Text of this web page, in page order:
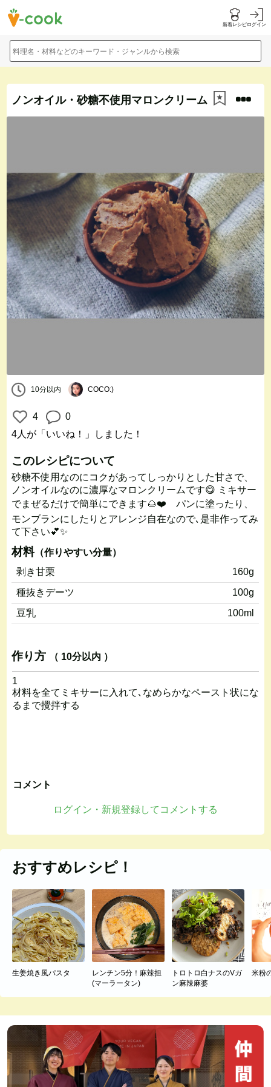
新着レシピログイン
料理名・材料などのキーワード・ジャンルから検索
ノンオイル・砂糖不使用マロンクリーム
10分以内 COCO:)
4
0
4人 が「いいね！」しました！
このレシピについて
砂糖不使用なのにコクがあってしっかりとした甘さで、
ノンオイルなのに濃厚なマロンクリームです😋 ミキサー
でまぜるだけで簡単にできます🌰❤️ パンに塗ったり、
モンブランにしたりとアレンジ自在なので､是非作ってみ
て下さい💕✨
材料（作りやすい分量）
剥き甘栗
160g
種抜きデーツ
100g
豆乳
100ml
作り方 （ 10分以内 ）
1
材料を全てミキサーに入れて､なめらかなペースト状にな
るまで攪拌する
コメント
ログイン・新規登録してコメントする
おすすめレシピ！
生姜焼き風パスタ
レンチン5分！麻辣担
(マーラータン)
トロトロ白ナスのVガ
ン麻辣麻婆
米粉